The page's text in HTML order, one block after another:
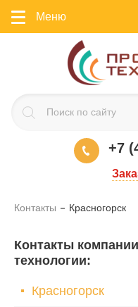
Меню
+7
Контакты Красногорск
Контакты
технологии:
Красногорск